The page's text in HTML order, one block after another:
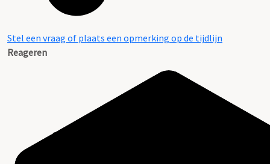
Stel een vraag of plaats een opmerking op de tijdlijn
Reageren